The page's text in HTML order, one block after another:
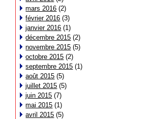
mars 2016 (2)
février 2016 (3)
janvier 2016 (1)
décembre 2015 (2)
novembre 2015 (5)
octobre 2015 (2)
septembre 2015 (1)
août 2015 (5)
juillet 2015 (5)
juin 2015 (7)
mai 2015 (1)
avril 2015 (5)